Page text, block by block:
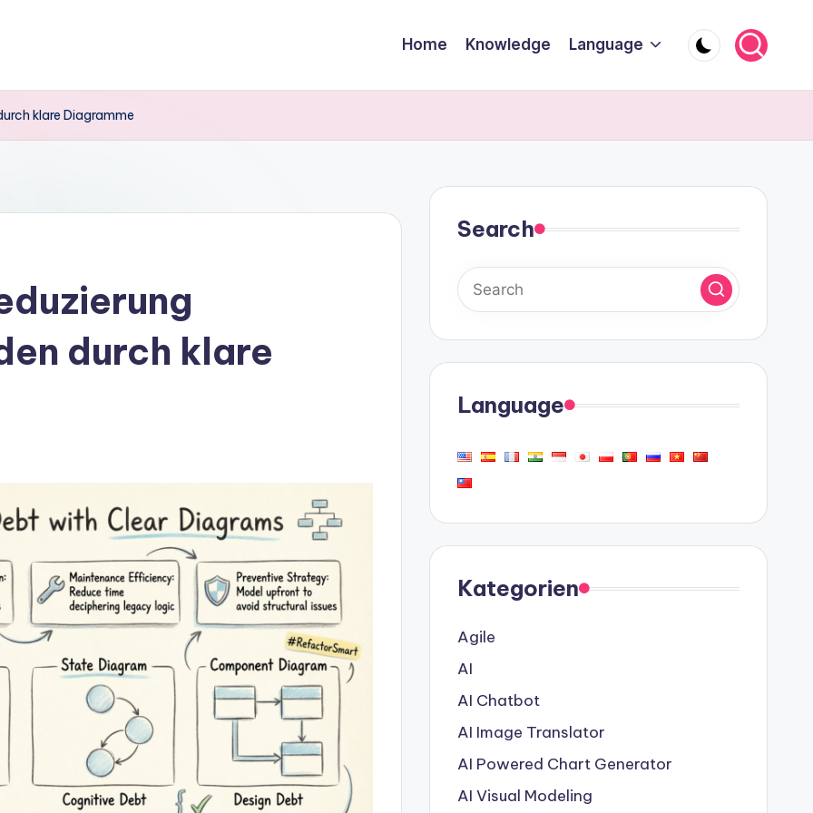
Home Knowledge Language
klare Diagramme
durch klare
Search
Language
Kategorien
Agile
AI
AI Chatbot
AI Image Translator
AI Powered Chart Generator
AI Visual Modeling